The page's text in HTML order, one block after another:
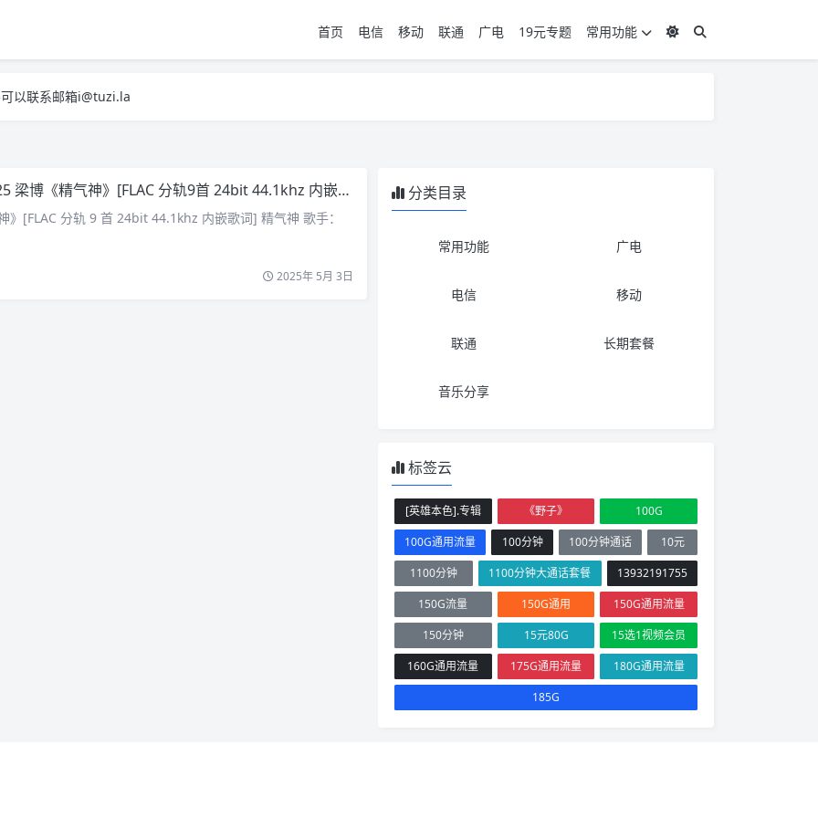
首页 电信 移动 联通 广电 19元专题
常用功能
以联系邮箱i@tuzi.la
以联系邮箱i@tuzi.la
梁博《精气神》[FLAC 分轨9首 24bit 44.1khz 内嵌歌词]
》[FLAC 分轨 9 首 24bit 44.1khz 内嵌歌词] 精气神 歌手：
2025年 5月 3日
分类目录
常用功能 广电
电信 移动
联通 长期套餐
音乐分享
标签云
[英雄本色].专辑 《野子》
100G
100G通用流量
100分钟 100分钟通话
10元
1100分钟
1100分钟大通话套餐
13932191755
150G流量
150G通用
150G通用流量
150分钟
15元80G
15选1视频会员
160G通用流量
175G通用流量
180G通用流量
185G